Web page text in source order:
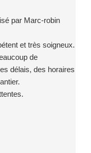
par Marc-robin
et très soigneux.
de
délais, des horaires